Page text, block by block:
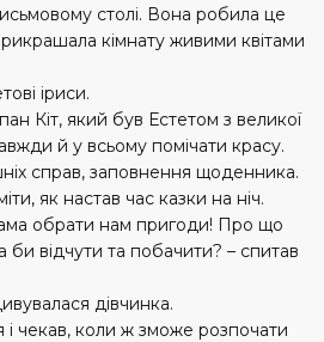
столі. Вона робила це
кімнату живими квітами
іриси.
Кіт, який був Естетом з великої
й у всьому помічати красу.
справ, заповнення щоденника.
як настав час казки на ніч.
обрати нам пригоди! Про що
би відчути та побачити? – спитав
дівчинка.
і чекав, коли ж зможе розпочати